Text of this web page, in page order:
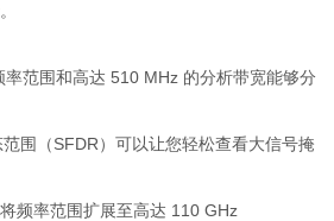
范围和高达 510 MHz 的分析带宽能够分
围（SFDR）可以让您轻松查看大信号掩
频率范围扩展至高达 110 GHz